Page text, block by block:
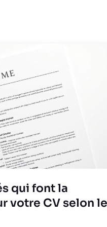
qui font la
votre CV selon